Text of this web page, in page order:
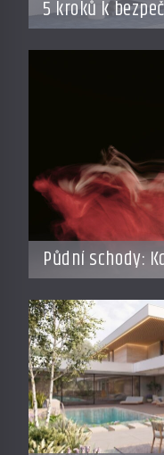
5 kroků k
dovolené
Půdní schody:
místo, ale